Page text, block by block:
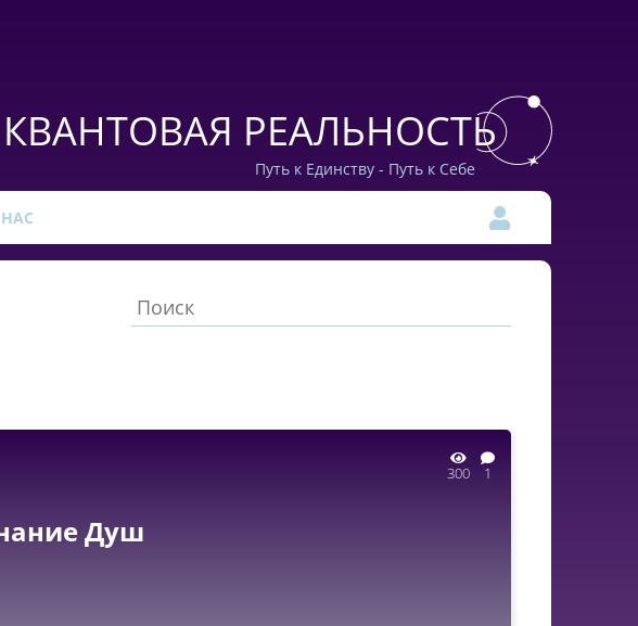
КВАНТОВАЯ РЕАЛЬНОСТЬ
Путь к Единству - Путь к Себе
300 1
Душ